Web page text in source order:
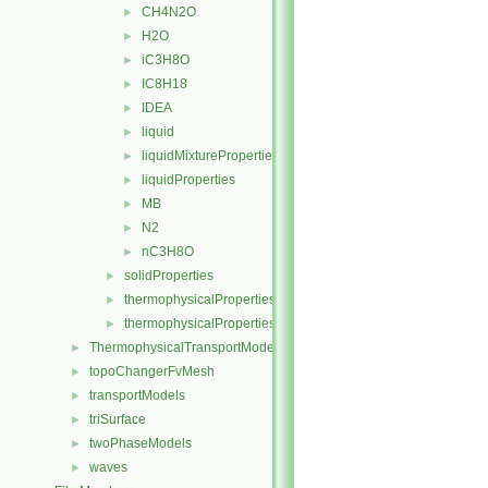
► CH4N2O
► H2O
► iC3H8O
► IC8H18
► IDEA
► liquid
► liquidMixtureProperties
► liquidProperties
► MB
► N2
► nC3H8O
► solidProperties
► thermophysicalProperties
► thermophysicalPropertiesSelector
► ThermophysicalTransportModels
► topoChangerFvMesh
► transportModels
► triSurface
► twoPhaseModels
► waves